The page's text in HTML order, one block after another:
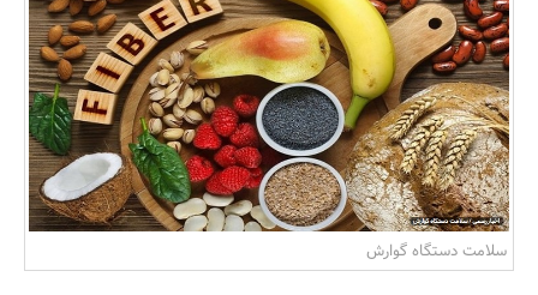
بانک، بیمه و سرمایه
مسکن و ساختمان
سلامت دستگاه گوارش